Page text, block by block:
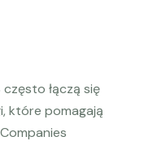
często łączą się
które pomagają